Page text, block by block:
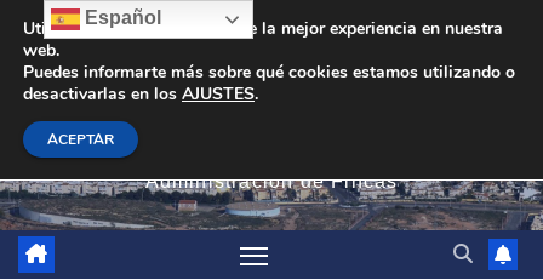
contenido
Administración de Fincas
Español
Utilizamos cookies para darte la mejor experiencia en nuestra
web.
Puedes informarte más sobre qué cookies estamos utilizando o
desactivarlas en los AJUSTES.
ACEPTAR